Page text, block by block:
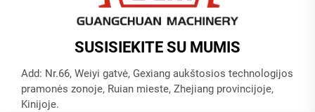
SUSISIEKITE SU MUMIS
Add: Nr.66, Weiyi gatvė, Gexiang aukštosios technologijos
pramonės zonoje, Ruian mieste, Zhejiang provincijoje,
Kinijoje.